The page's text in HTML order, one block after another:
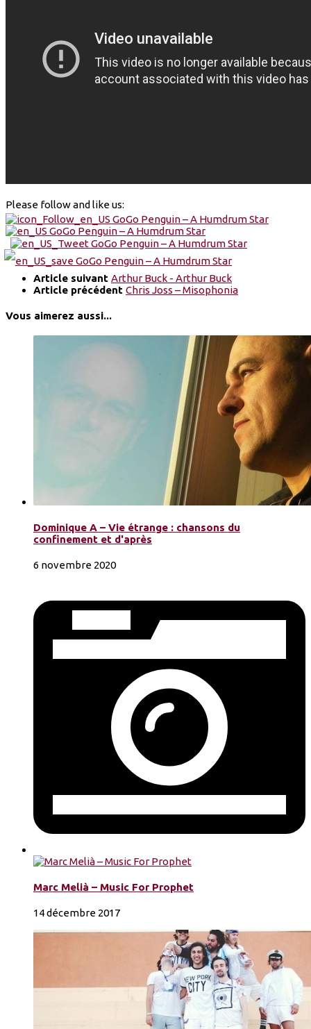
Please follow and like us:
Article suivant Arthur Buck - Arthur Buck
Article précédent Chris Joss – Misophonia
Vous aimerez aussi...
Dominique A – Vie étrange : chansons du
confinement et d'après
6 novembre 2020
Marc Melià – Music For Prophet
14 décembre 2017